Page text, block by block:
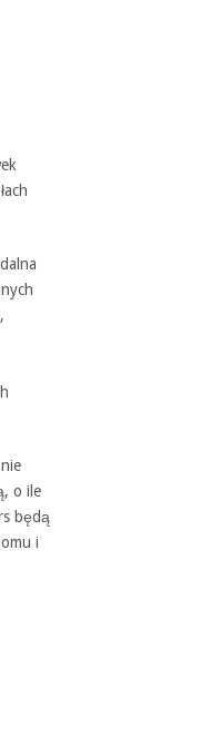
o ile
będą
i